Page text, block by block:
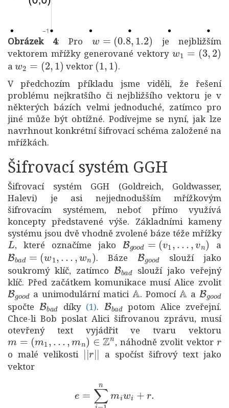
Obrázek 4: Pro
0.8 1.2
je nejbližším
vektorem mřížky generované vektory
w1=(3,2)
a
w2=(2,1)
vektor
(1,1)
.
V předchozím příkladu jsme viděli, že řešení
problému nejkratšího či nejbližšího vektoru je v
některých bázích velmi jednoduché, zatímco pro
jiné může být obtížné. Podívejme se nyní, jak lze
navrhnout konkrétní šifrovací schéma založené na
mřížkách.
Šifrovací systém GGH
Šifrovací systém GGH (Goldreich, Goldwasser,
Halevi) je asi nejjednodušším mřížkovým
šifrovacím systémem, neboť přímo využívá
koncepty představené výše. Základními kameny
systému jsou dvě vhodně zvolené báze téže mřížky
L
, které označíme jako
Bgoo d=(v1,…,vn)
a
Bb ad=(w 1,…,wn)
. Báze
Bgo od
slouží jako
soukromý klíč, zatímco
Bba d
slouží jako veřejný
klíč. Před začátkem komunikace musí Alice zvolit
Bgo od
a unimodulární matici
A
. Pomocí
A
a
Bgoo
spočte
Bbad
díky (1)
(1)
.
Bbad
potom Alice zveřejní.
Chce-li Bob poslat Alici šifrovanou zprávu, musí
otevřený text vyjádřit ve tvaru vektoru
m=(m1,… mn) Zn
, náhodně zvolit vektor
r
o malé velikosti
| |r ||
a spočíst šifrový text jako
vektor
=